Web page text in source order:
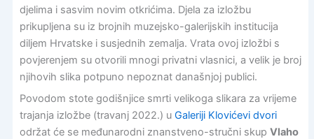
djelima i sasvim novim otkrićima. Djela za izložbu
prikupljena su iz brojnih muzejsko-galerijskih institucija
diljem Hrvatske i susjednih zemalja. Vrata ovoj izložbi s
povjerenjem su otvorili mnogi privatni vlasnici, a velik je broj
njihovih slika potpuno nepoznat današnjoj publici.
Povodom stote godišnjice smrti velikoga slikara za vrijeme
trajanja izložbe (travanj 2022.) u Galeriji Klovićevi dvori
održat će se međunarodni znanstveno-stručni skup Vlaho